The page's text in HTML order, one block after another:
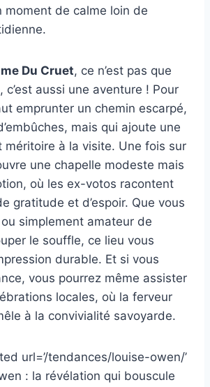
moment de calme loin de
Du Cruet, ce n’est pas que
c’est aussi une aventure ! Pour
emprunter un chemin escarpé,
mais qui ajoute une
méritoire à la visite. Une fois sur
une chapelle modeste mais
où les ex-votos racontent
gratitude et d’espoir. Que vous
simplement amateur de
le souffle, ce lieu vous
durable. Et si vous
vous pourrez même assister
locales, où la ferveur
à la convivialité savoyarde.
url=’/tendances/louise-owen/’
: la révélation qui bouscule